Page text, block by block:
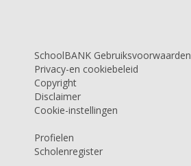
SchoolBANK Gebruiksvoorwaarden
Privacy-en cookiebeleid
Copyright
Disclaimer
Cookie-instellingen
Profielen
Scholenregister